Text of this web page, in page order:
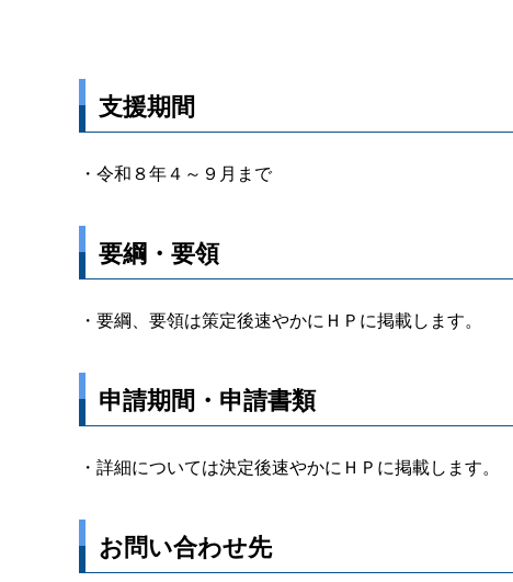
支援期間
・令和８年４～９月まで
要綱・要領
・要綱、要領は策定後速やかにＨＰに掲載します。
申請期間・申請書類
・詳細については決定後速やかにＨＰに掲載します。
お問い合わせ先